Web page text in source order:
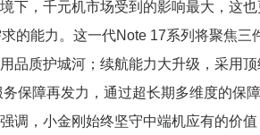
下，千元机市场受到的影响最大，这
的能力。这一代Note 17系列将聚焦三
品质护城河；续航能力大升级，采用
保障再发力，通过超长期多维度的保
调，小金刚始终坚守中端机应有的价